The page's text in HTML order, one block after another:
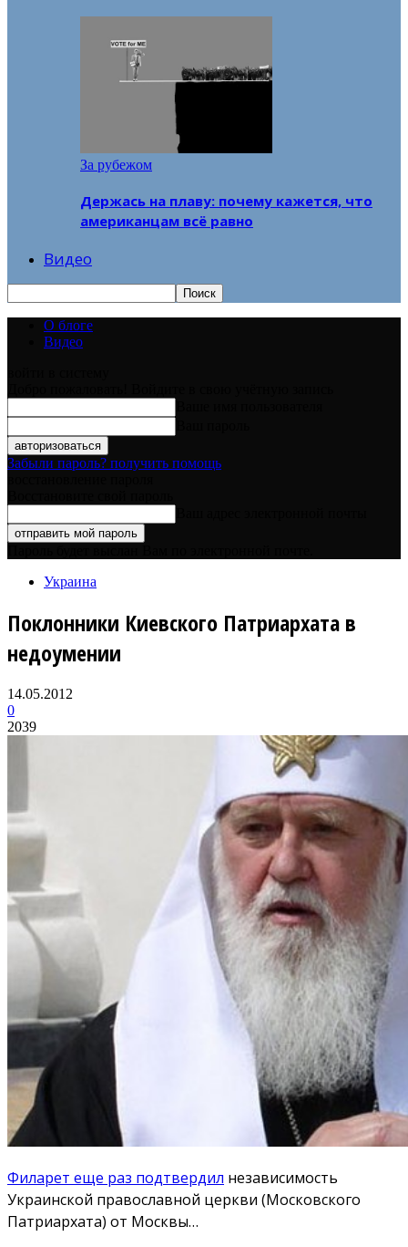
За рубежом
Держась на плаву: почему кажется, что
американцам всё равно
Видео
О блоге
Видео
Забыли пароль? получить помощь
Украина
Поклонники Киевского Патриархата в
недоумении
14.05.2012
0
2039
Филарет еще раз подтвердил независимость
Украинской православной церкви (Московского
Патриархата) от Москвы…